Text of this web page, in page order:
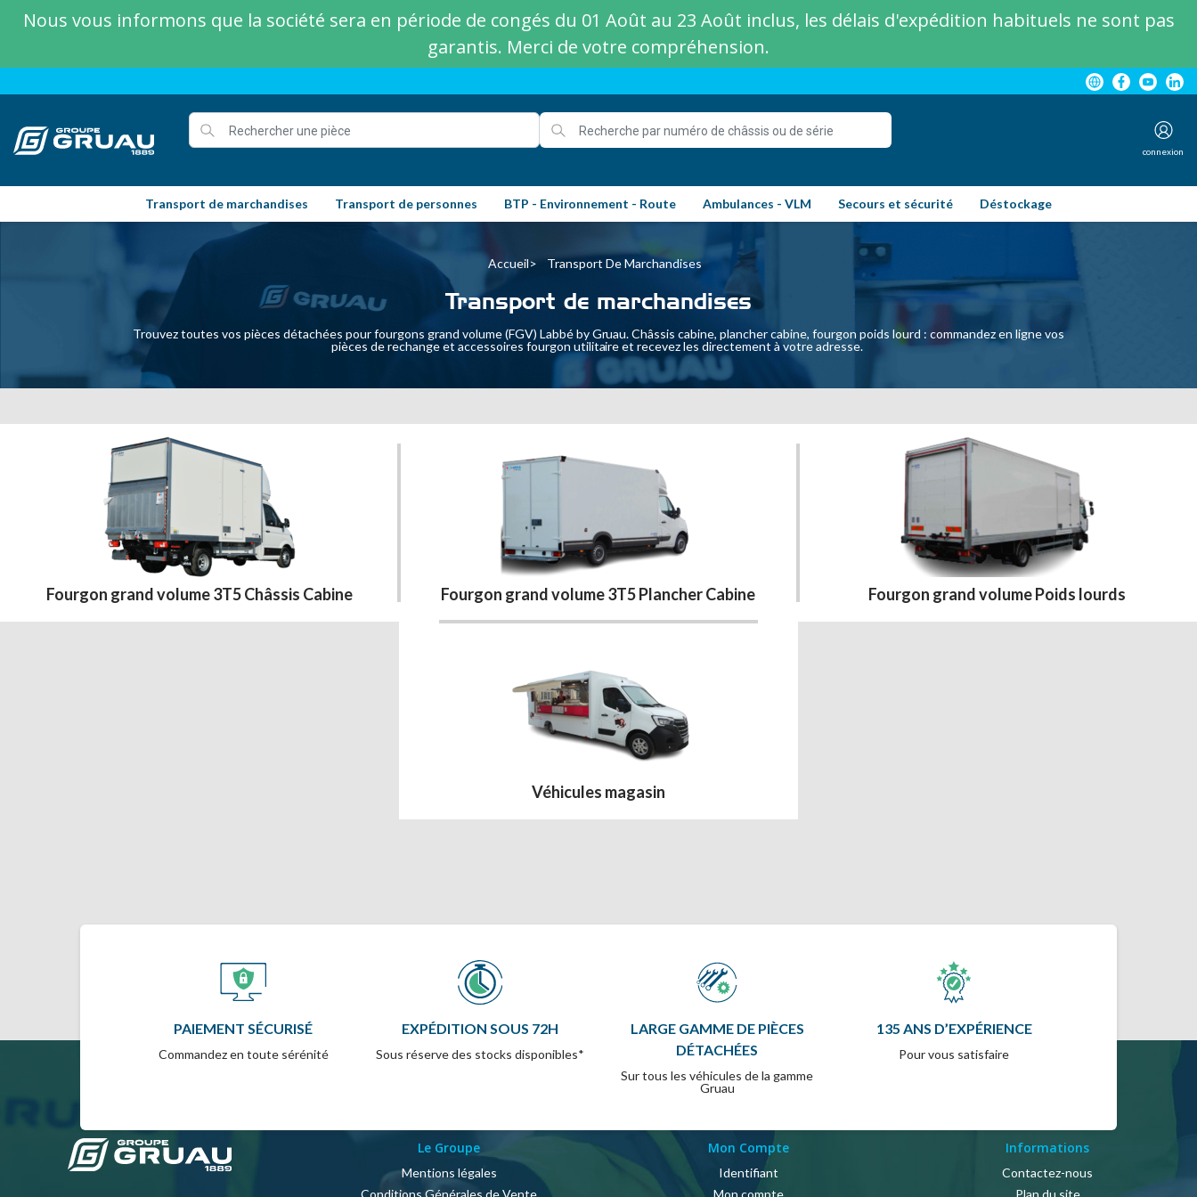
Nous vous informons que la société sera en période de congés du 01 Août au 23 Août inclus, les délais d'expédition habituels ne sont pas
garantis. Merci de votre compréhension.
connexion
Transport de marchandises Transport de personnes BTP - Environnement - Route Ambulances - VLM Secours et sécurité Déstockage
Accueil Transport De Marchandises
Transport de marchandises
Trouvez toutes vos pièces détachées pour fourgons grand volume (FGV) Labbé by Gruau. Châssis cabine, plancher cabine, fourgon poids lourd : commandez en ligne vos
pièces de rechange et accessoires fourgon utilitaire et recevez les directement à votre adresse.
Fourgon grand volume 3T5 Châssis Cabine Fourgon grand volume 3T5 Plancher Cabine Fourgon grand volume Poids lourds
Véhicules magasin
PAIEMENT SÉCURISÉ
Commandez en toute sérénité
EXPÉDITION SOUS 72H
Sous réserve des stocks disponibles*
LARGE GAMME DE PIÈCES
DÉTACHÉES
Sur tous les véhicules de la gamme
Gruau
135 ANS D’EXPÉRIENCE
Pour vous satisfaire
Le Groupe
Mentions légales
Conditions Générales de Vente
Mon Compte
Identifiant
Mon compte
Informations
Contactez-nous
Plan du site